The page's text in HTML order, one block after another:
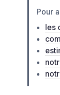
Pour
les